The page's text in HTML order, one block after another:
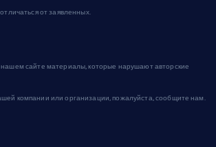
от заявленных.
сайте материалы, которые нарушают авторские
компании или организации, пожалуйста, сообщите нам.